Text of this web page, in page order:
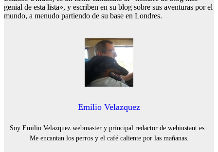
genial de esta lista», y escriben en su blog sobre sus aventuras por el
mundo, a menudo partiendo de su base en Londres.
Emilio Velazquez
Soy Emilio Velazquez webmaster y principal redactor de webinstant.es .
Me encantan los perros y el café caliente por las mañanas.